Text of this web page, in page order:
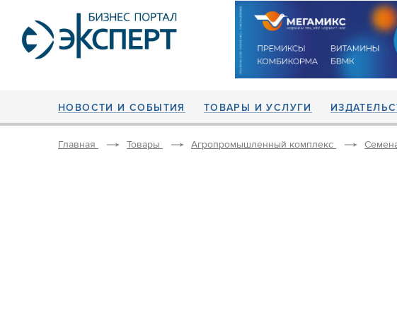
НОВОСТИ И СОБЫТИЯ ТОВАРЫ И УСЛУГИ
Главная Товары Агропромышленный комплекс